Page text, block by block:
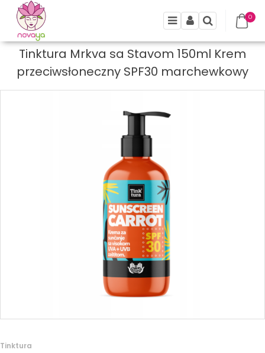
MenuPanelSzukaj
0
Tinktura Mrkva sa Stavom 150ml Krem
przeciwsłoneczny SPF30 marchewkowy
Tinktura